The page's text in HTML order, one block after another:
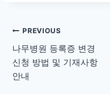
글
탐
색
PREVIOUS
나무병원 등록증 변경
신청 방법 및 기재사항
안내